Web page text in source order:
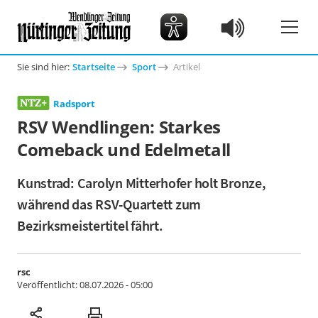
Sie sind hier: Startseite Sport Artikel
Radsport
RSV Wendlingen: Starkes
Comeback und Edelmetall
Kunstrad: Carolyn Mitterhofer holt Bronze,
während das RSV-Quartett zum
Bezirksmeistertitel fährt.
rsc
Veröffentlicht:08.07.2026 - 05:00